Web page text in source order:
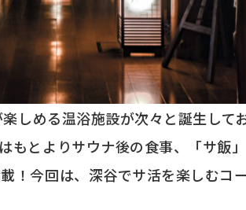
しめる温浴施設が次々と誕生して
とよりサウナ後の食事、「サ飯」
！今回は、深谷でサ活を楽しむコ